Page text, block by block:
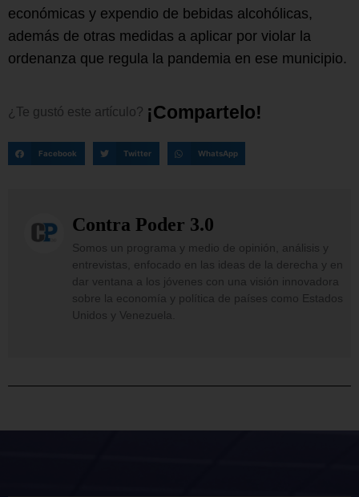
económicas y expendio de bebidas alcohólicas,
además de otras medidas a aplicar por violar la
ordenanza que regula la pandemia en ese municipio.
¿Te gustó este artículo? ¡Comparte o!
Facebook Twitter WhatsApp
Contra Poder 3.0
Somos un programa y medio de opinión, análisis y
entrevistas, enfocado en las ideas de la derecha y en
dar ventana a los jóvenes con una visión innovadora
sobre la economía y política de países como Estados
Unidos y Venezuela.